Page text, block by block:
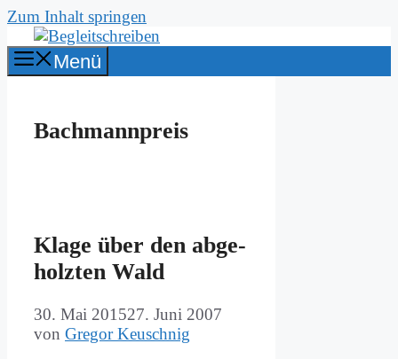
Zum Inhalt springen
Menü
Bachmannpreis
Kla­ge über den ab­ge­
holz­ten Wald
30. Mai 201527. Juni 2007
von Gregor Keuschnig